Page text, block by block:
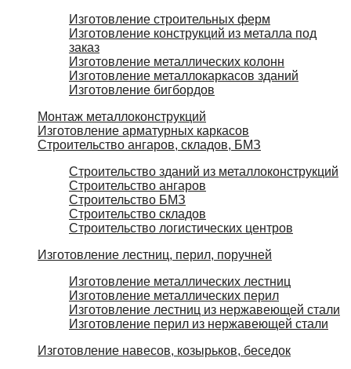
Изготовление строительных ферм
Изготовление конструкций из металла под
заказ
Изготовление металлических колонн
Изготовление металлокаркасов зданий
Изготовление бигбордов
Монтаж металлоконструкций
Изготовление арматурных каркасов
Строительство ангаров, складов, БМЗ
Строительство зданий из металлоконструкций
Строительство ангаров
Строительство БМЗ
Строительство складов
Строительство логистических центров
Изготовление лестниц, перил, поручней
Изготовление металлических лестниц
Изготовление металлических перил
Изготовление лестниц из нержавеющей стали
Изготовление перил из нержавеющей стали
Изготовление навесов, козырьков, беседок